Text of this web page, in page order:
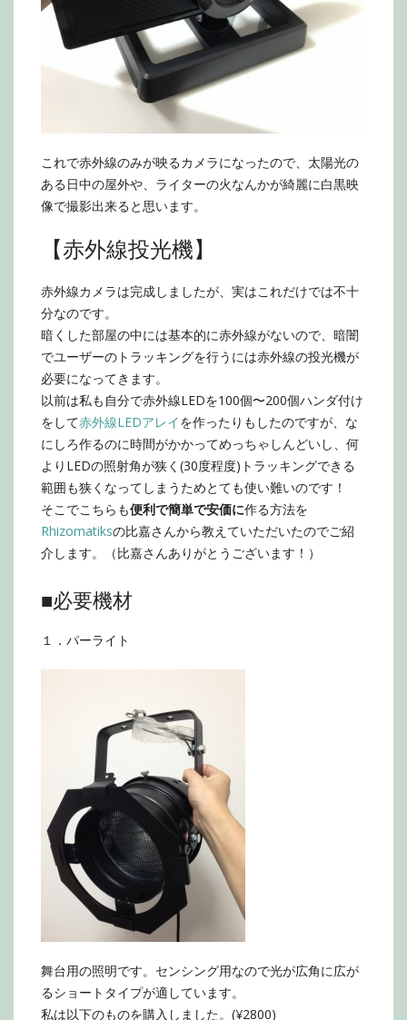
これで赤外線のみが映るカメラになったので、太陽光の
ある日中の屋外や、ライターの火なんかが綺麗に白黒映
像で撮影出来ると思います。
【赤外線投光機】
赤外線カメラは完成しましたが、実はこれだけでは不十
分なのです。
暗くした部屋の中には基本的に赤外線がないので、暗闇
でユーザーのトラッキングを行うには赤外線の投光機が
必要になってきます。
以前は私も自分で赤外線LEDを100個〜200個ハンダ付け
をして赤外線LEDアレイを作ったりもしたのですが、な
にしろ作るのに時間がかかってめっちゃしんどいし、何
よりLEDの照射角が狭く(30度程度)トラッキングできる
範囲も狭くなってしまうためとても使い難いのです！
そこでこちらも便利で簡単で安価に作る方法を
Rhizomatiksの比嘉さんから教えていただいたのでご紹
介します。（比嘉さんありがとうございます！）
■必要機材
１．パーライト
舞台用の照明です。センシング用なので光が広角に広が
るショートタイプが適しています。
私は以下のものを購入しました。(¥2800)